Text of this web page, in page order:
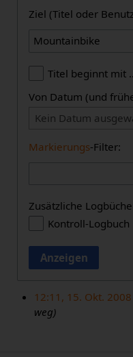
Ziel (Titel oder
Titel beginnt mit
Von Datum (und
Kein Datum
Markierungs-Filter:
Zusätzliche
Kontroll-Logbuch
Anzeigen
12:11, 15. Okt. 2008
weg)